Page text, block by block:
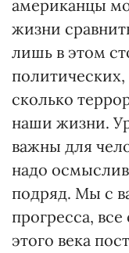
американцы
жизни
лишь в этом
сколько
наши жизни.
важны для
надо
подряд. Мы с
прогресса,
этого века